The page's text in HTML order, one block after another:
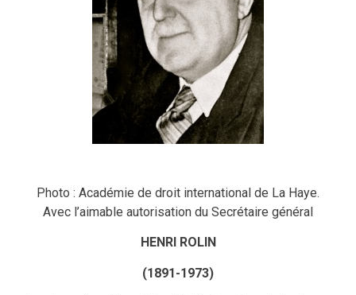
Photo : Académie de droit international de La Haye.
Avec l’aimable autorisation du Secrétaire général
HENRI ROLIN
(1891-1973)